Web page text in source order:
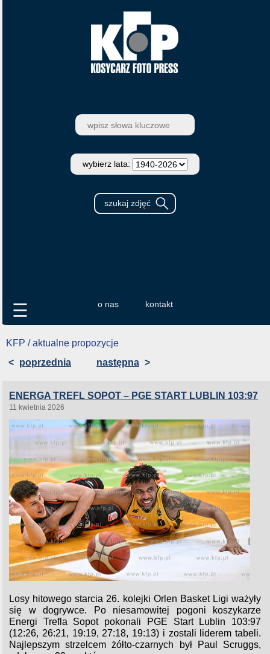
wybierz lata:
o nas kontakt
☰
KFP / aktualne propozycje
< poprzednia następna >
ENERGA TREFL SOPOT – PGE START LUBLIN 103:97
11 kwietnia 2026
Losy hitowego starcia 26. kolejki Orlen Basket Ligi ważyły
się w dogrywce. Po niesamowitej pogoni koszykarze
Energi Trefla Sopot pokonali PGE Start Lublin 103:97
(12:26, 26:21, 19:19, 27:18, 19:13) i zostali liderem tabeli.
Najlepszym strzelcem żółto-czarnych był Paul Scruggs,